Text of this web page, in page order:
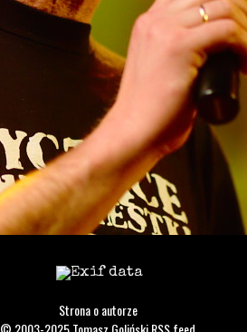
Strona o autorze